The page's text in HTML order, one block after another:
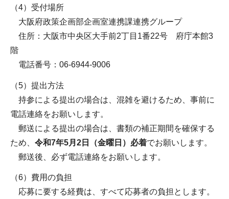
（4）受付場所
大阪府政策企画部企画室連携課連携グループ
住所：大阪市中央区大手前2丁目1番22号 府庁本館3
階
電話番号：06-6944-9006
（5）提出方法
持参による提出の場合は、混雑を避けるため、事前に
電話連絡をお願いします。
郵送による提出の場合は、書類の補正期間を確保する
ため、 令和7年5月2日（金曜日）必着でお願いします。
郵送後、必ず電話連絡をお願いします。
（6）費用の負担
応募に要する経費は、すべて応募者の負担とします。